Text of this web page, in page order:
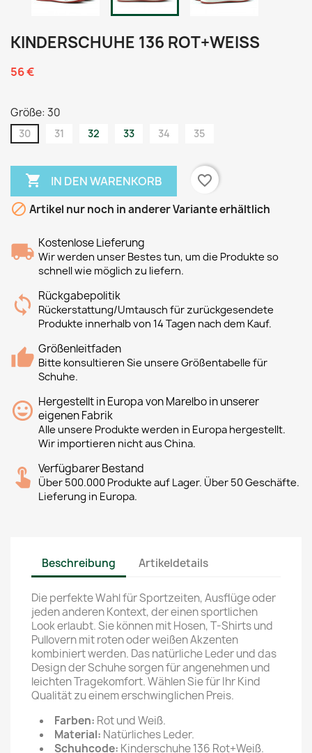
KINDERSCHUHE 136 ROT+WEISS
56 €
Größe: 30
30 31 32 33 34 35
 IN DEN WARENKORB
favorite_border
 Artikel nur noch in anderer Variante erhältlich
Kostenlose Lieferung
Wir werden unser Bestes tun, um die Produkte so
schnell wie möglich zu liefern.
Rückgabepolitik
Rückerstattung/Umtausch für zurückgesendete
Produkte innerhalb von 14 Tagen nach dem Kauf.
Größenleitfaden
Bitte konsultieren Sie unsere Größentabelle für
Schuhe.
Hergestellt in Europa von Marelbo in unserer
eigenen Fabrik
Alle unsere Produkte werden in Europa hergestellt.
Wir importieren nicht aus China.
Verfügbarer Bestand
Über 500.000 Produkte auf Lager. Über 50 Geschäfte.
Lieferung in Europa.
Beschreibung Artikeldetails
Die perfekte Wahl für Sportzeiten, Ausflüge oder
jeden anderen Kontext, der einen sportlichen
Look erlaubt. Sie können mit Hosen, T-Shirts und
Pullovern mit roten oder weißen Akzenten
kombiniert werden. Das natürliche Leder und das
Design der Schuhe sorgen für angenehmen und
leichten Tragekomfort. Wählen Sie für Ihr Kind
Qualität zu einem erschwinglichen Preis.
Farben: Rot und Weiß.
Material: Natürliches Leder.
Schuhcode: Kinderschuhe 136 Rot+Weiß.